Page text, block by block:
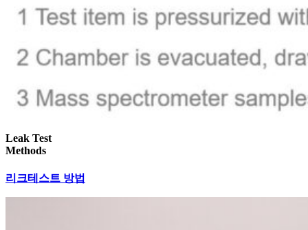
Leak Test
Methods
리크테스트 방법